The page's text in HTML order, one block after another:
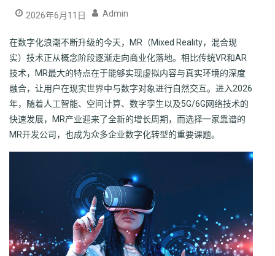
2026年6月11日 Admin
在数字化浪潮不断升级的今天，MR（Mixed Reality，混合现
实）技术正从概念阶段逐渐走向商业化落地。相比传统VR和AR
技术，MR最大的特点在于能够实现虚拟内容与真实环境的深度
融合，让用户在现实世界中与数字对象进行自然交互。进入2026
年，随着人工智能、空间计算、数字孪生以及5G/6G网络技术的
快速发展，MR产业迎来了全新的增长周期，而选择一家靠谱的
MR开发公司，也成为众多企业数字化转型的重要课题。